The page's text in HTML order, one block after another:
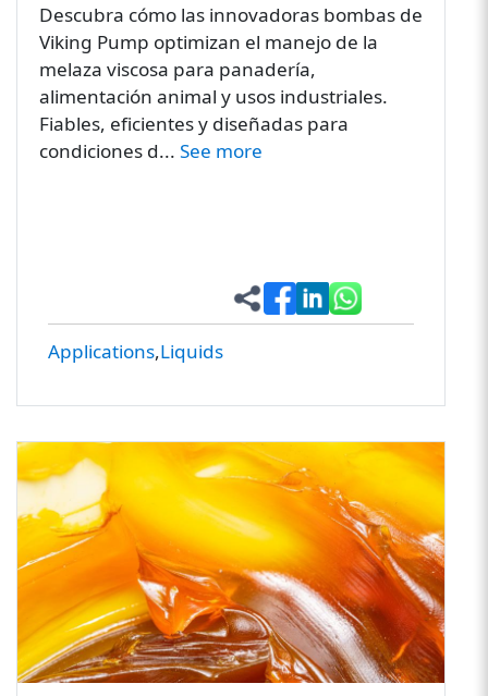
Applications Liquids
Descubra cómo las innovadoras bombas de
Viking Pump optimizan el manejo de la
melaza viscosa para panadería,
alimentación animal y usos industriales.
Fiables, eficientes y diseñadas para
condiciones d... See more